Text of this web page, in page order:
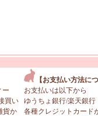
ー
買い
貨か
【お支払い方法に
お支払いは以下から
ゆうちょ銀行/楽天銀行
各種クレジットカード